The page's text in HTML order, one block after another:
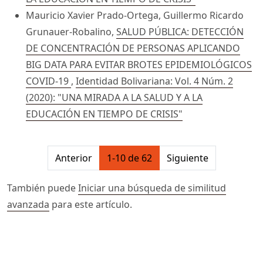
Mauricio Xavier Prado-Ortega, Guillermo Ricardo
Grunauer-Robalino, SALUD PÚBLICA: DETECCIÓN
DE CONCENTRACIÓN DE PERSONAS APLICANDO
BIG DATA PARA EVITAR BROTES EPIDEMIOLÓGICOS
COVID-19 , Identidad Bolivariana: Vol. 4 Núm. 2
(2020): "UNA MIRADA A LA SALUD Y A LA
EDUCACIÓN EN TIEMPO DE CRISIS"
##issue.pagination##
Anterior 1-10 de 62 Siguiente
También puedeIniciar una búsqueda de similitud
avanzada para este artículo.